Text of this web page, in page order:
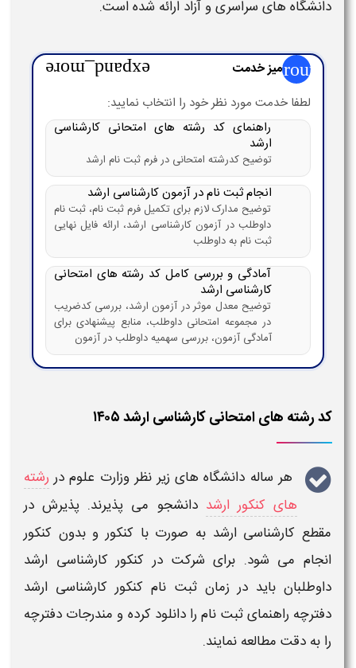
دانشگاه های سراسری و آزاد ارائه شده است.
groupمیز خدمت expand_more
لطفا خدمت مورد نظر خود را انتخاب نمایید:
راهنمای کد رشته های امتحانی کارشناسی
ارشد
توضیح کدرشته امتحانی در فرم ثبت نام ارشد
انجام ثبت نام در آزمون کارشناسی ارشد
توضیح مدارک لازم برای تکمیل فرم ثبت نام، ثبت نام
داوطلب در آزمون کارشناسی ارشد، ارائه فایل نهایی
ثبت نام به داوطلب
آمادگی و بررسی کامل کد رشته های امتحانی
کارشناسی ارشد
توضیح معدل موثر در آزمون ارشد، بررسی کدضریب
در مجموعه امتحانی داوطلب، منابع پیشنهادی برای
آمادگی آزمون، بررسی سهمیه داوطلب در آزمون
کد رشته های امتحانی کارشناسی ارشد ۱۴۰۵
هر ساله دانشگاه های زیر نظر وزارت علوم در رشته
های کنکور ارشد دانشجو می پذیرند. پذیرش در
مقطع کارشناسی ارشد به صورت با کنکور و بدون کنکور
انجام می شود. برای شرکت در کنکور کارشناسی ارشد
داوطلبان باید در زمان ثبت نامکنکور کارشناسی ارشد
دفترچه راهنمای ثبت نام را دانلود کرده و مندرجات دفترچه
را به دقت مطالعه نمایند.